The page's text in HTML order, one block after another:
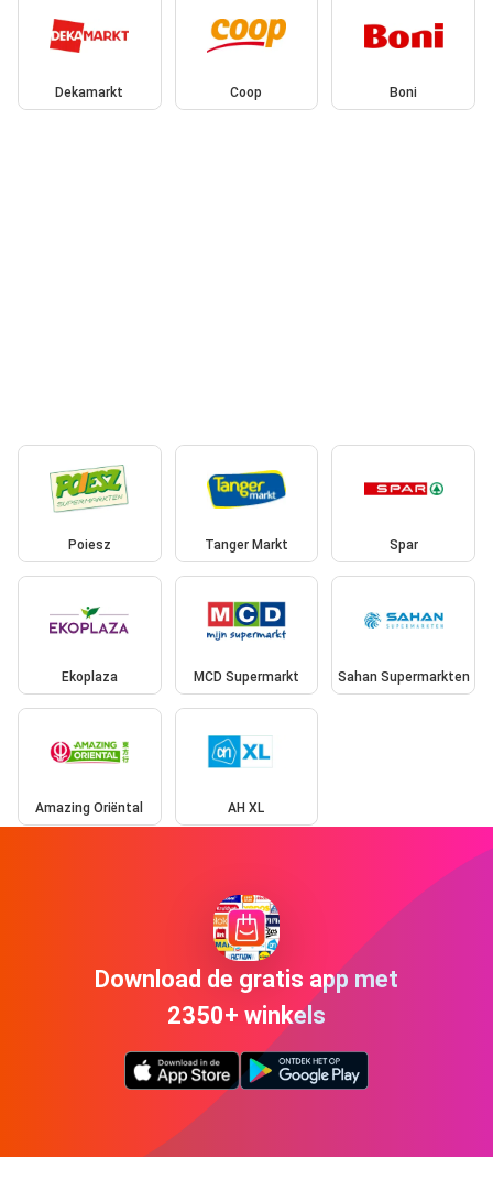
Dekamarkt Coop Boni
Poiesz Tanger Markt Spar
Ekoplaza MCD Supermarkt Sahan Supermarkten
Amazing Oriëntal AH XL
Download de gratis app met
2350+ winkels